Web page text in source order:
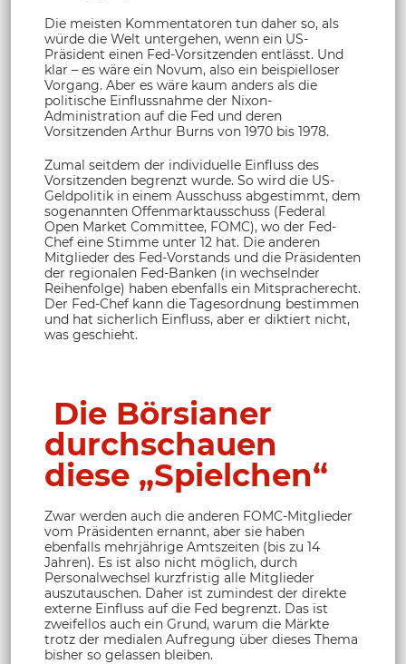
Die meisten Kommentatoren tun daher so, als
würde die Welt untergehen, wenn ein US-
Präsident einen Fed-Vorsitzenden entlässt. Und
klar – es wäre ein Novum, also ein beispielloser
Vorgang. Aber es wäre kaum anders als die
politische Einflussnahme der Nixon-
Administration auf die Fed und deren
Vorsitzenden Arthur Burns von 1970 bis 1978.
Zumal seitdem der individuelle Einfluss des
Vorsitzenden begrenzt wurde. So wird die US-
Geldpolitik in einem Ausschuss abgestimmt, dem
sogenannten Offenmarktausschuss (Federal
Open Market Committee, FOMC), wo der Fed-
Chef eine Stimme unter 12 hat. Die anderen
Mitglieder des Fed-Vorstands und die Präsidenten
der regionalen Fed-Banken (in wechselnder
Reihenfolge) haben ebenfalls ein Mitspracherecht.
Der Fed-Chef kann die Tagesordnung bestimmen
und hat sicherlich Einfluss, aber er diktiert nicht,
was geschieht.
Die Börsianer
durchschauen
diese „Spielchen“
Zwar werden auch die anderen FOMC-Mitglieder
vom Präsidenten ernannt, aber sie haben
ebenfalls mehrjährige Amtszeiten (bis zu 14
Jahren). Es ist also nicht möglich, durch
Personalwechsel kurzfristig alle Mitglieder
auszutauschen. Daher ist zumindest der direkte
externe Einfluss auf die Fed begrenzt. Das ist
zweifellos auch ein Grund, warum die Märkte
trotz der medialen Aufregung über dieses Thema
bisher so gelassen bleiben.